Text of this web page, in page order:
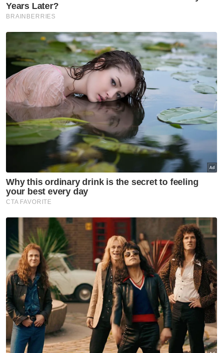
Banduan
Artikel Disyorkan
Nasional
Anwar jamin siasatan RCI TH
dilaksana tanpa kompromi
Nasional
RCI TH: Pelan pemulihan
berjaya kukuhkan kedudukan
kewangan
Ibu bapa perlu waspada anak
'berkawan' dengan AI - Fahmi
Nasional
RCI Tabung Haji: Ambil
tindakan kalau ada 'sakau',
UMNO tidak bela salah laku -
Asyraf Wajdi